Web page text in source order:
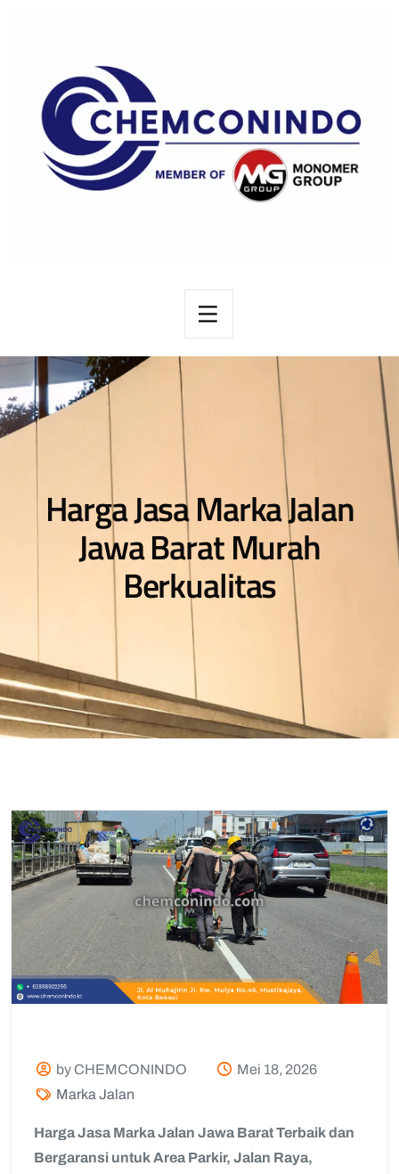
Harga Jasa Marka Jalan
Jawa Barat Murah
Berkualitas
by CHEMCONINDO
Mei 18, 2026
Marka Jalan
Harga Jasa Marka Jalan Jawa Barat Terbaik dan
Bergaransi untuk Area Parkir, Jalan Raya,